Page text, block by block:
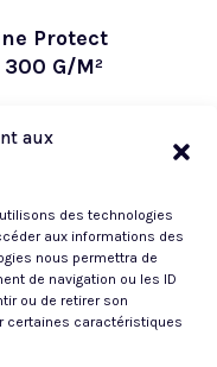
aux
des technologies
aux informations des
nous permettra de
de navigation ou les ID
ou de retirer son
certaines caractéristiques
Protect
G/m²
4 Saisons 200
et anti